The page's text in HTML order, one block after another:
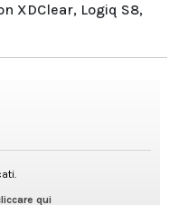
XDClear, Logiq S8,